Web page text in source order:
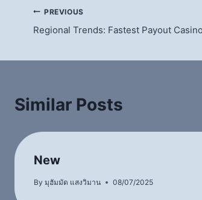
แนะแนว
เรื่อง
PREVIOUS
Regional Trends: Fastest Payout
Similar Posts
New
By มุฮัมมัด แสงวิมาน 08/07/2025